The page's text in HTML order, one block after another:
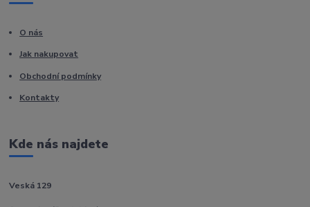
O nás
Jak nakupovat
Obchodní podmínky
Kontakty
Kde nás najdete
Veská 129